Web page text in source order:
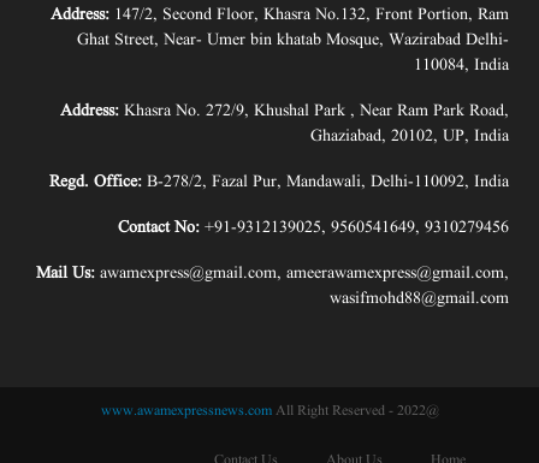
Address: 147/2, Second Floor, Khasra No.132, Front Portion, Ram
Ghat Street, Near- Umer bin khatab Mosque, Wazirabad Delhi-
110084, India
Address: Khasra No. 272/9, Khushal Park , Near Ram Park Road,
Ghaziabad, 20102, UP, India
Regd. Office: B-278/2, Fazal Pur, Mandawali, Delhi-110092, India
Contact No: +91-9312139025, 9560541649, 9310279456
Mail Us: awamexpress@gmail.com, ameerawamexpress@gmail.com,
wasifmohd88@gmail.com
@2022 -
www.awamexpressnews.comAll Right Reserved